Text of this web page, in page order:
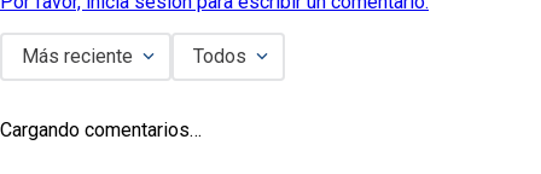
Más reciente Todos
Cargando comentarios…